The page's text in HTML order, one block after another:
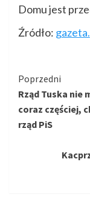
Domu jest
Źródło:
Kontynuuj
czytanie
Poprzedni
Rząd Tuska nie
coraz częściej,
rząd PiS